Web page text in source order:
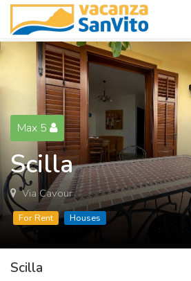
Max 5
Scilla
Via Cavour
For Rent Houses
Scilla